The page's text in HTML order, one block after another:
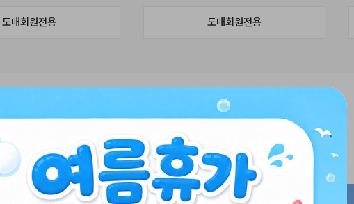
도매회원전용 도매회원전용
💕 따끈따끈 신상품 💕